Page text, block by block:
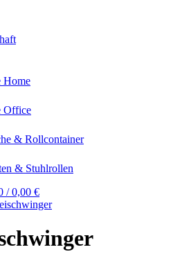
Home
Office
& Rollcontainer
& Stuhlrollen
/ 0,00 €